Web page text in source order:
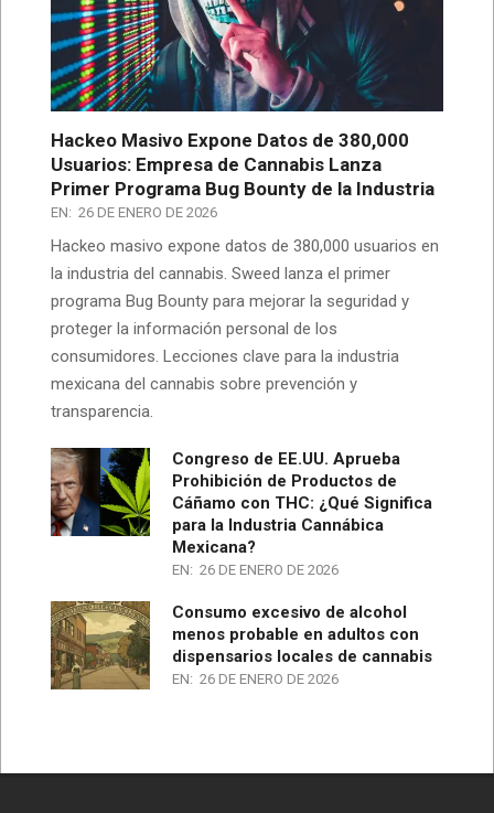
Hackeo Masivo Expone Datos de 380,000
Usuarios: Empresa de Cannabis Lanza
Primer Programa Bug Bounty de la Industria
EN: 26 DE ENERO DE 2026
Hackeo masivo expone datos de 380,000 usuarios en
la industria del cannabis. Sweed lanza el primer
programa Bug Bounty para mejorar la seguridad y
proteger la información personal de los
consumidores. Lecciones clave para la industria
mexicana del cannabis sobre prevención y
transparencia.
Congreso de EE.UU. Aprueba
Prohibición de Productos de
Cáñamo con THC: ¿Qué Significa
para la Industria Cannábica
Mexicana?
EN: 26 DE ENERO DE 2026
Consumo excesivo de alcohol
menos probable en adultos con
dispensarios locales de cannabis
EN: 26 DE ENERO DE 2026